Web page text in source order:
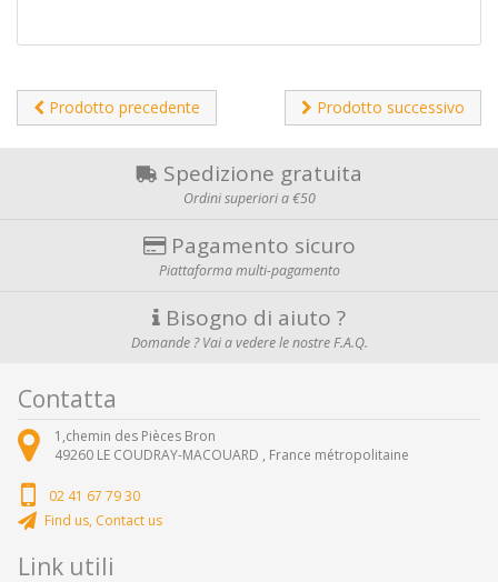
Prodotto precedente Prodotto successivo
Spedizione gratuita
Ordini superiori a €50
Pagamento sicuro
Piattaforma multi-pagamento
Bisogno di aiuto ?
Domande ? Vai a vedere le nostre F.A.Q.
Contatta
1,chemin des Pièces Bron
49260 LE COUDRAY-MACOUARD , France métropolitaine
02 41 67 79 30
Find us, Contact us
Link utili